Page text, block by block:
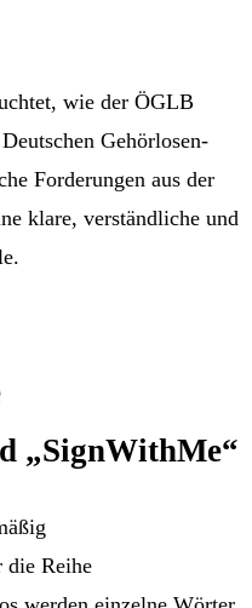
wie der ÖGLB
Gehörlosen-
Forderungen aus der
klare, verständliche und
„SignWithMe“
die Reihe